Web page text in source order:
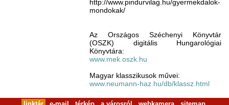
http://www.pindurvilag.hu/gyermekdalok-
mondokak/
Az Országos Széchenyi Könyvtár
(OSZK) digitális Hungarológiai
Könyvtára:
www.mek.oszk.hu
Magyar klasszikusok művei:
www.neumann-haz.hu/db/klassz.html